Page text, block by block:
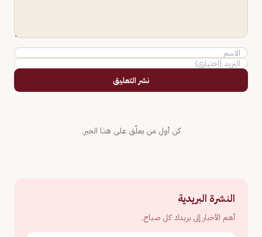
نشر التعليق
كن أول من يعلّق على هذا الخبر.
النشرة البريدية
أهم الأخبار إلى بريدك كل صباح.